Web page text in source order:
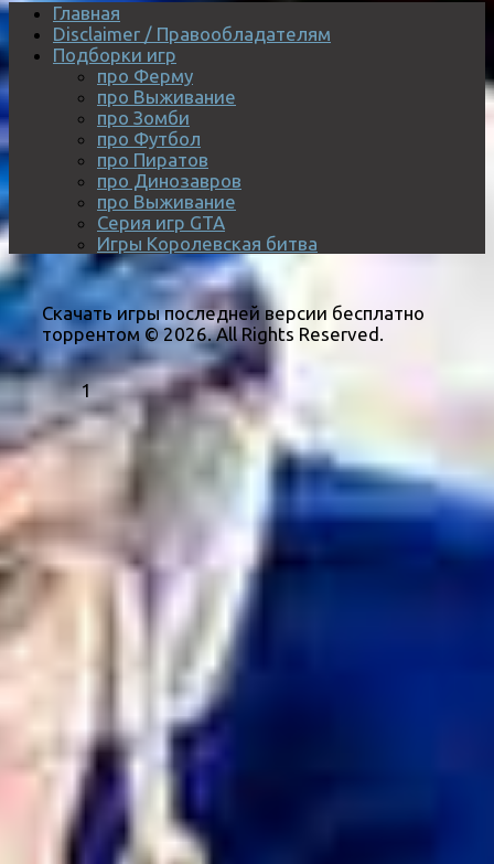
Главная
Disclaimer / Правообладателям
Подборки игр
про Ферму
про Выживание
про Зомби
про Футбол
про Пиратов
про Динозавров
про Выживание
Серия игр GTA
Игры Королевская битва
Скачать игры последней версии бесплатно
торрентом © 2026. All Rights Reserved.
1